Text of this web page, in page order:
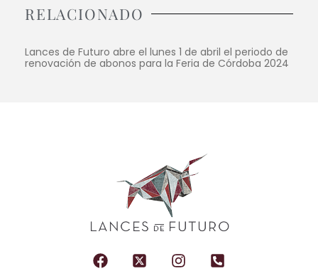
RELACIONADO
Lances de Futuro abre el lunes 1 de abril el periodo de
renovación de abonos para la Feria de Córdoba 2024